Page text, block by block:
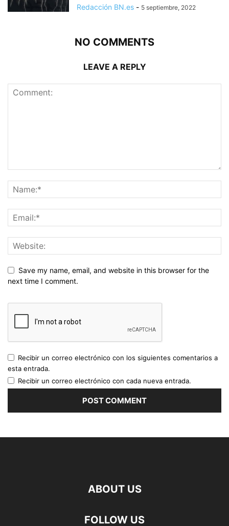
Redacción BN.es - 5 septiembre, 2022
NO COMMENTS
LEAVE A REPLY
Save my name, email, and website in this browser for the
next time I comment.
Recibir un correo electrónico con los siguientes comentarios a
esta entrada.
Recibir un correo electrónico con cada nueva entrada.
ABOUT US
FOLLOW US